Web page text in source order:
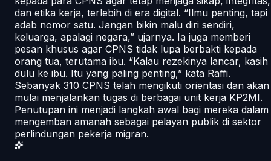
dan etika kerja, terlebih di era digital. “Ilmu penting, tapi
adab nomor satu. Jangan bikin malu diri sendiri,
keluarga, apalagi negara,” ujarnya. Ia juga memberi
pesan khusus agar CPNS tidak lupa berbakti kepada
orang tua, terutama ibu. “Kalau rezekinya lancar, kasih
dulu ke ibu. Itu yang paling penting,” kata Raffi.
Sebanyak 310 CPNS telah mengikuti orientasi dan akan
mulai menjalankan tugas di berbagai unit kerja KP2MI.
Penutupan ini menjadi langkah awal bagi mereka dalam
mengemban amanah sebagai pelayan publik di sektor
perlindungan pekerja migran.